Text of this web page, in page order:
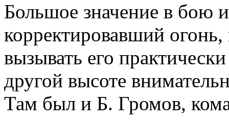
Большое значение в бою
корректировавший
вызывать его
другой высоте
Там был и Б. Громов,